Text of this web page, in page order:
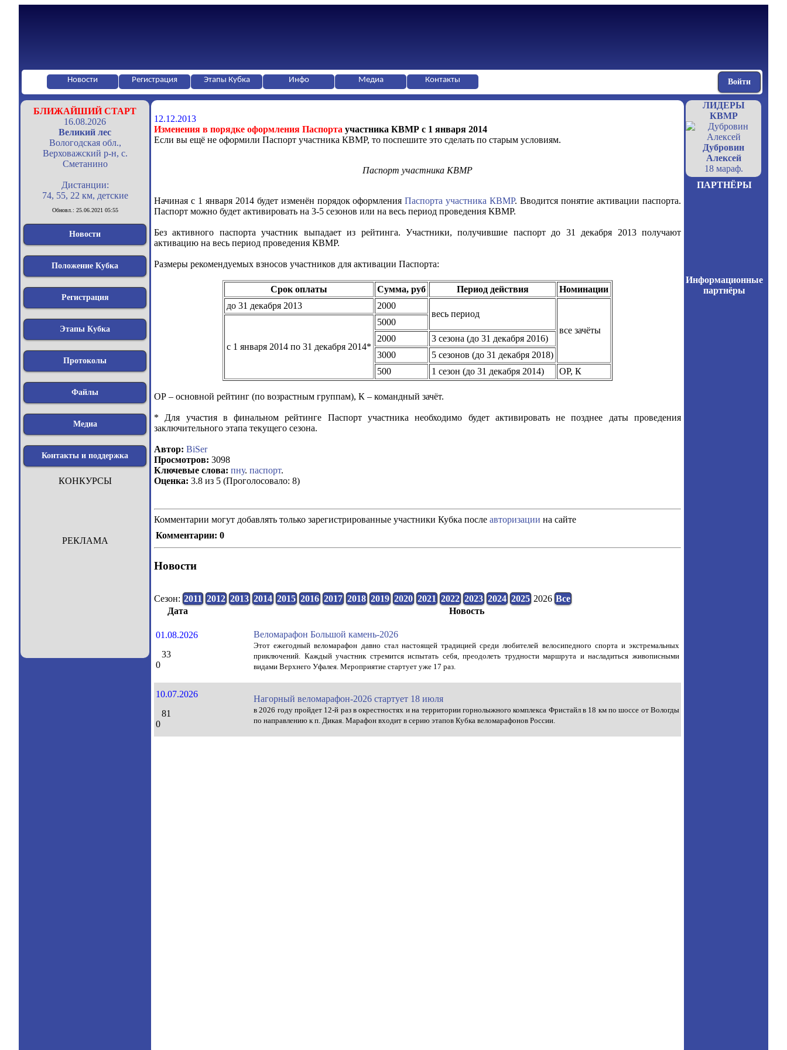
Новости Регистрация Этапы Кубка Инфо Медиа Контакты Войти
БЛИЖАЙШИЙ СТАРТ
16.08.2026
Великий лес
Вологодская обл.,
Верховажский р-н, с.
Сметанино
Дистанции:
74, 55, 22 км, детские
Обновл.: 25.06.2021 05:55
Новости
Положение Кубка
Регистрация
Этапы Кубка
Протоколы
Файлы
Медиа
Контакты и поддержка
КОНКУРСЫ
РЕКЛАМА
12.12.2013
Изменения в порядке оформления Паспорта участника КВМР c 1 января 2014
Если вы ещё не оформили Паспорт участника КВМР, то поспешите это сделать по старым условиям.
Паспорт участника КВМР
Начиная с 1 января 2014 будет изменён порядок оформленияПаспорта участника КВМР. Вводится понятие активации паспорта.
Паспорт можно будет активировать на 3-5 сезонов или на весь период проведения КВМР.
Без активного паспорта участник выпадает из рейтинга. Участники, получившие паспорт до 31 декабря 2013 получают
активацию на весь период проведения КВМР.
Размеры рекомендуемых взносов участников для активации Паспорта:
Срок оплаты Сумма, руб Период действия
Номинации
до 31 декабря 2013
2000
весь период
все зачёты
с 1 января 2014 по 31 декабря 2014*
5000
2000
3 сезона (до 31 декабря 2016)
3000
5 сезонов (до 31 декабря 2018)
500
1 сезон (до 31 декабря 2014) ОР, К
ОР – основной рейтинг (по возрастным группам), К – командный зачёт.
* Для участия в финальном рейтинге Паспорт участника необходимо будет активировать не позднее даты проведения
заключительного этапа текущего сезона.
Автор: BiSer
Просмотров: 3098
Ключевые слова: пну. паспорт.
Оценка: 3.8 из 5 (Проголосовало: 8)
Комментарии могут добавлять только зарегистрированные участники Кубка после авторизации на сайте
Комментарии: 0
Новости
Сезон: 2011 2012 2013 2014 2015 2016 2017 2018 2019 2020 2021 2022 2023 2024 2025 2026 Все
Дата
Новость
01.08.2026
33
0
Веломарафон Большой камень-2026
Этот ежегодный веломарафон давно стал настоящей традицией среди любителей велосипедного спорта и экстремальных
приключений. Каждый участник стремится испытать себя, преодолеть трудности маршрута и насладиться живописными
видами Верхнего Уфалея. Мероприятие стартует уже 17 раз.
10.07.2026
81
0
Нагорный веломарафон-2026 стартует 18 июля
в 2026 году пройдет 12-й раз в окрестностях и на территории горнолыжного комплекса Фристайл в 18 км по шоссе от Вологды
по направлению к п. Дикая. Марафон входит в серию этапов Кубка веломарафонов России.
ЛИДЕРЫ
КВМР
Дубровин
Алексей
18 мараф.
ПАРТНЁРЫ
Информационные
партнёры